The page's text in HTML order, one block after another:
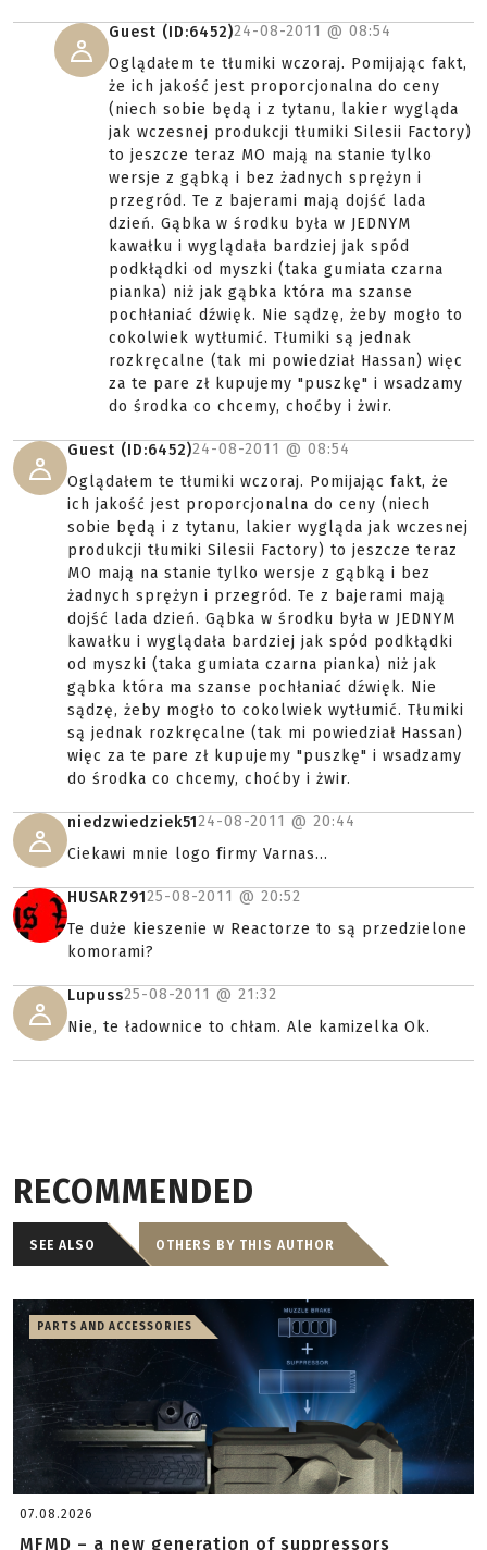
Guest (ID:6452)24-08-2011 @ 08:54
Oglądałem te tłumiki wczoraj. Pomijając fakt,
że ich jakość jest proporcjonalna do ceny
(niech sobie będą i z tytanu, lakier wygląda
jak wczesnej produkcji tłumiki Silesii Factory)
to jeszcze teraz MO mają na stanie tylko
wersje z gąbką i bez żadnych sprężyn i
przegród. Te z bajerami mają dojść lada
dzień. Gąbka w środku była w JEDNYM
kawałku i wyglądała bardziej jak spód
podkłądki od myszki (taka gumiata czarna
pianka) niż jak gąbka która ma szanse
pochłaniać dźwięk. Nie sądzę, żeby mogło to
cokolwiek wytłumić. Tłumiki są jednak
rozkręcalne (tak mi powiedział Hassan) więc
za te pare zł kupujemy "puszkę" i wsadzamy
do środka co chcemy, choćby i żwir.
Guest (ID:6452)24-08-2011 @ 08:54
Oglądałem te tłumiki wczoraj. Pomijając fakt, że
ich jakość jest proporcjonalna do ceny (niech
sobie będą i z tytanu, lakier wygląda jak wczesnej
produkcji tłumiki Silesii Factory) to jeszcze teraz
MO mają na stanie tylko wersje z gąbką i bez
żadnych sprężyn i przegród. Te z bajerami mają
dojść lada dzień. Gąbka w środku była w JEDNYM
kawałku i wyglądała bardziej jak spód podkłądki
od myszki (taka gumiata czarna pianka) niż jak
gąbka która ma szanse pochłaniać dźwięk. Nie
sądzę, żeby mogło to cokolwiek wytłumić. Tłumiki
są jednak rozkręcalne (tak mi powiedział Hassan)
więc za te pare zł kupujemy "puszkę" i wsadzamy
do środka co chcemy, choćby i żwir.
niedzwiedziek5124-08-2011 @ 20:44
Ciekawi mnie logo firmy Varnas...
HUSARZ9125-08-2011 @ 20:52
Te duże kieszenie w Reactorze to są przedzielone
komorami?
Lupuss25-08-2011 @ 21:32
Nie, te ładownice to chłam. Ale kamizelka Ok.
RECOMMENDED
SEE ALSO OTHERS BY THIS AUTHOR
PARTS AND ACCESSORIES
07.08.2026
MFMD – a new generation of suppressors